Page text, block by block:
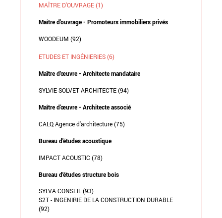
MAÎTRE D'OUVRAGE (1)
Maître d'ouvrage - Promoteurs immobiliers privés
WOODEUM (92)
ETUDES ET INGÉNIERIES (6)
Maître d'œuvre - Architecte mandataire
SYLVIE SOLVET ARCHITECTE (94)
Maître d’œuvre - Architecte associé
CALQ Agence d'architecture (75)
Bureau d'études acoustique
IMPACT ACOUSTIC (78)
Bureau d'études structure bois
SYLVA CONSEIL (93)
S2T - INGENIRIE DE LA CONSTRUCTION DURABLE
(92)